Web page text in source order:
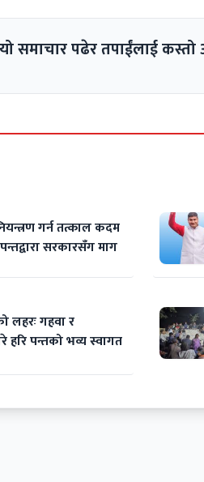
यो समाचार पढेर तपाईंलाई
गर्न तत्काल कदम
सरकारसँग माग
लहरः गहवा र
हरि पन्तको भव्य स्वागत